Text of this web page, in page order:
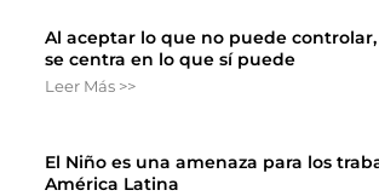
Al aceptar lo que no puede
se centra en lo que sí puede
Leer Más >>
El Niño es una amenaza para los
América Latina